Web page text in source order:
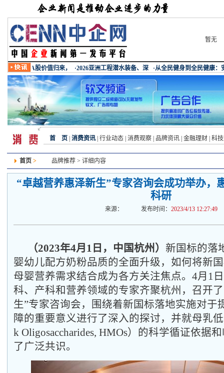
暂无
首 页 消费资讯 行业动态 消费观察 品牌资讯 金融理财 科
首页 > 品牌推荐 > 详细内容
“卓越营养惠泽新生”专家咨询会成功举办，
科研
来源： 发布时间： 2023/4/13 12:27:49
（2023年4月1日，中国杭州） 新国标的落
婴幼儿配方奶粉品质的全面升级，如何将新
母婴营养需求结合成为各方关注焦点。4月1
科、产科和营养领域的专家齐聚杭州，召开
生”专家咨询会，围绕着新国标落地实施对于
障的重要意义进行了深入的探讨，并就母乳
k Oligosaccharides, HMOs）的科学循证依据
了广泛共识。